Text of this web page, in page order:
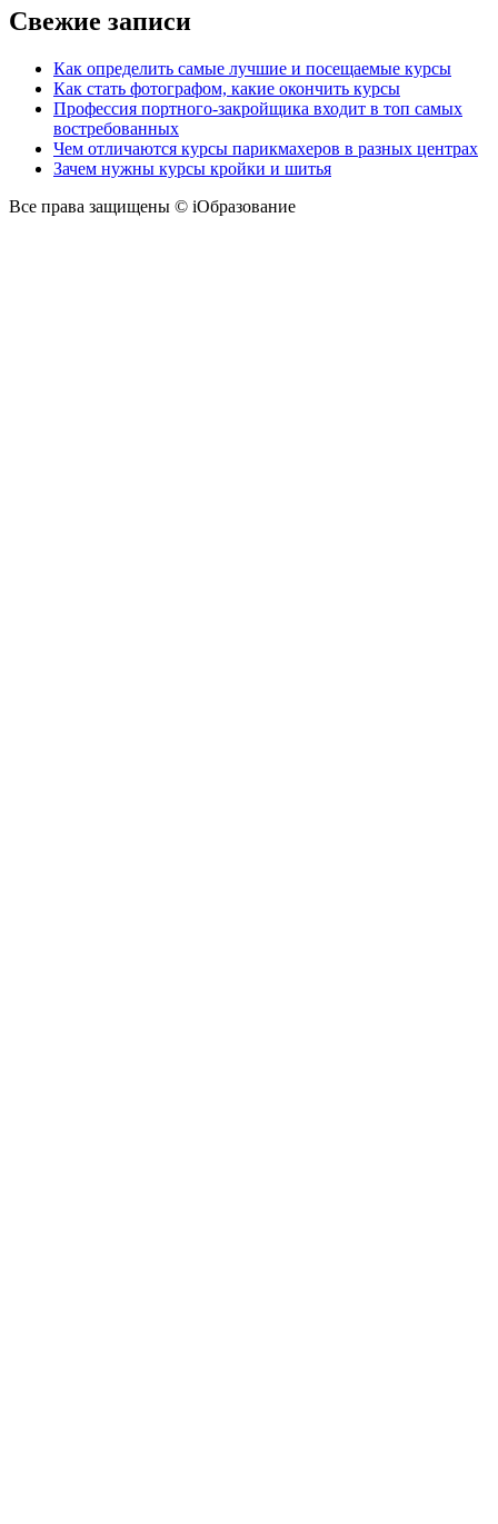
Свежие записи
Как определить самые лучшие и посещаемые курсы
Как стать фотографом, какие окончить курсы
Профессия портного-закройщика входит в топ самых
востребованных
Чем отличаются курсы парикмахеров в разных центрах
Зачем нужны курсы кройки и шитья
Все права защищены © iОбразование